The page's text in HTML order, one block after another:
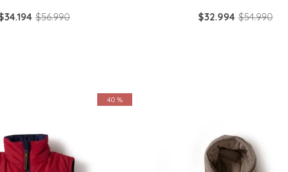
34.194 $56.990 $32.994 $54.990
40 %